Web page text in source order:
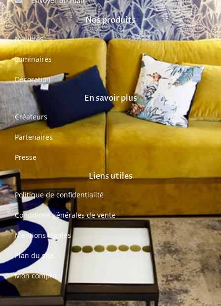
Nos produits
Meubles
Luminaires
Décoration
En savoir plus
Créateurs
Partenaires
Presse
Liens utiles
Politique de confidentialité
Conditions générales de vente
Mentions légales
Plan du site
Mon compte